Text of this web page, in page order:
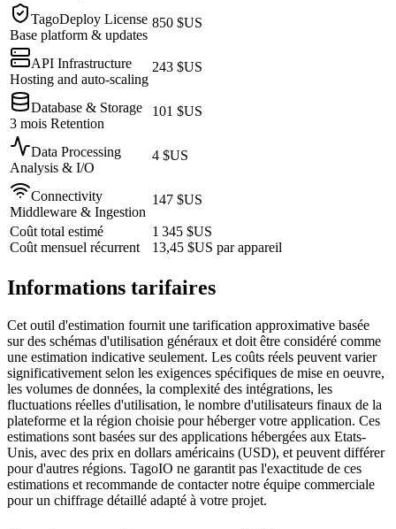
TagoDeploy License
Base platform & updates
850 $US
API Infrastructure
Hosting and auto-scaling
243 $US
Database & Storage
3 mois Retention
101 $US
Data Processing
Analysis & I/O
4 $US
Connectivity
Middleware & Ingestion
147 $US
Coût total estimé
Coût mensuel récurrent
1 345 $US
13,45 $US par appareil
Informations tarifaires
Cet outil d'estimation fournit une tarification approximative basée
sur des schémas d'utilisation généraux et doit être considéré comme
une estimation indicative seulement. Les coûts réels peuvent varier
significativement selon les exigences spécifiques de mise en oeuvre,
les volumes de données, la complexité des intégrations, les
fluctuations réelles d'utilisation, le nombre d'utilisateurs finaux de la
plateforme et la région choisie pour héberger votre application. Ces
estimations sont basées sur des applications hébergées aux Etats-
Unis, avec des prix en dollars américains (USD), et peuvent différer
pour d'autres régions. TagoIO ne garantit pas l'exactitude de ces
estimations et recommande de contacter notre équipe commerciale
pour un chiffrage détaillé adapté à votre projet.